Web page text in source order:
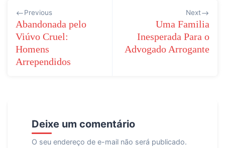
Navegação
de
Post
Previous
Abandonada pelo
Viúvo Cruel:
Homens
Arrependidos
Next
Uma Familia
Inesperada Para o
Advogado Arrogante
Deixe um comentário
O seu endereço de e-mail não será publicado.